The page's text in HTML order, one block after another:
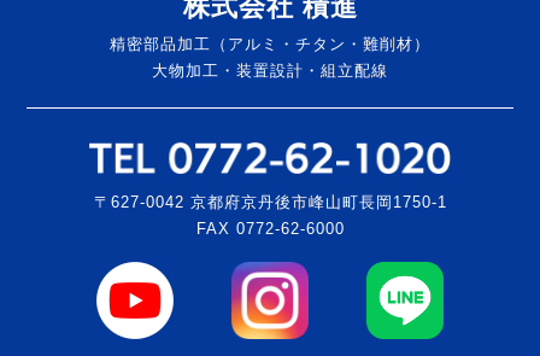
株式会社 積進
精密部品加工（アルミ・チタン・難削材）
大物加工・装置設計・組立配線
〒627-0042 京都府京丹後市峰山町長岡1750-1
FAX 0772-62-6000